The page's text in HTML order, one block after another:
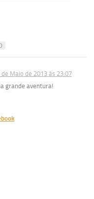
de Maio de 2013 às 23:07
grande aventura!